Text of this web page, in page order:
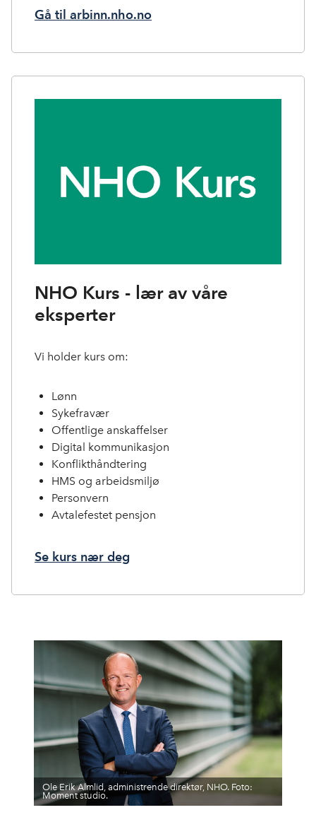
Gå til arbinn.nho.no
NHO Kurs - lær av våre
eksperter
Vi holder kurs om:
Lønn
Sykefravær
Offentlige anskaffelser
Digital kommunikasjon
Konflikthåndtering
HMS og arbeidsmiljø
Personvern
Avtalefestet pensjon
Se kurs nær deg
Ole Erik Almlid, administrende direktør, NHO. Foto:
Moment studio.